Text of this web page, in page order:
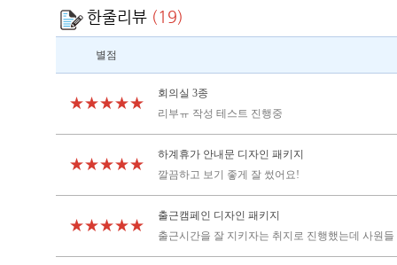
한줄리뷰 (19)
별점
★★★★★
회의실 3종
리부ㅠ 작성 테스트 진행중
★★★★★
하계휴가 안내문 디자인 패키지
깔끔하고 보기 좋게 잘 썼어요!
★★★★★
출근캠페인 디자인 패키지
출근시간을 잘 지키자는 취지로 진행했는데 사원